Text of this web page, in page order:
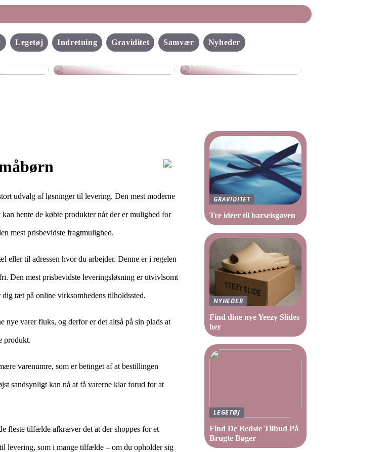
Legetøj Indretning Graviditet Samvær Nyheder
Det hemmelige
univers i haven: Få
fingrene i et legehus
til børnene
Sådan gør du selv
flyverdragten bedre
for dit barn
udvalg af løsninger til levering. Den mest moderne
hente de købte produkter når der er mulighed for
mest prisbevidste fragtmulighed.
til adressen hvor du arbejder. Denne er i regelen
Den mest prisbevidste leveringsløsning er utvivlsomt
tæt på online virksomhedens tilholdssted.
varer fluks, og derfor er det altså på sin plads at
produkt.
varenumre, som er betinget af at bestillingen
sandsynligt kan nå at få varerne klar forud for at
fleste tilfælde afkræver det at der shoppes for et
levering, som i mange tilfælde – om du opholder sig
GRAVIDITET
Tre idéer til barselsgaven
NYHEDER
Find dine nye Yeezy Slides
her
LEGETØJ
Find De Bedste Tilbud På
Brugte Bøger